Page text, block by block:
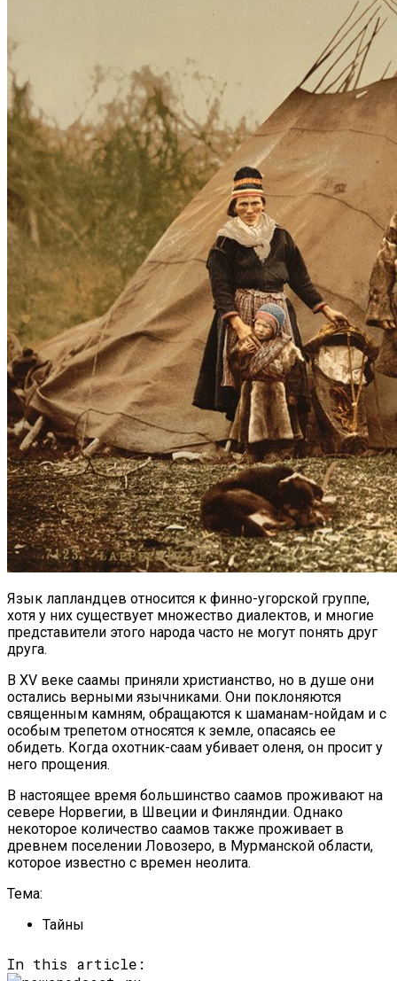
Язык лапландцев относится к финно-угорской группе,
хотя у них существует множество диалектов, и многие
представители этого народа часто не могут понять друг
друга.
В XV веке саамы приняли христианство, но в душе они
остались верными язычниками. Они поклоняются
священным камням, обращаются к шаманам-нойдам и с
особым трепетом относятся к земле, опасаясь ее
обидеть. Когда охотник-саам убивает оленя, он просит у
него прощения.
В настоящее время большинство саамов проживают на
севере Норвегии, в Швеции и Финляндии. Однако
некоторое количество саамов также проживает в
древнем поселении Ловозеро, в Мурманской области,
которое известно с времен неолита.
Тема:
Тайны
In this article: